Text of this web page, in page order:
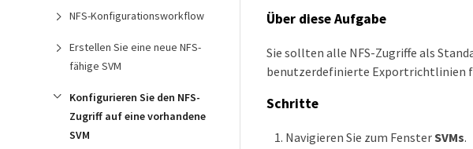
NFS-Konfigurationsworkflow
Erstellen Sie eine neue NFS-
fähige SVM
Konfigurieren Sie den NFS-
Zugriff auf eine vorhandene
SVM
Über diese Aufgabe
Sie sollten alle NFS-Zugriffe als
benutzerdefinierte Exportrichtlinien
Schritte
Navigieren Sie zum FensterSVMs.